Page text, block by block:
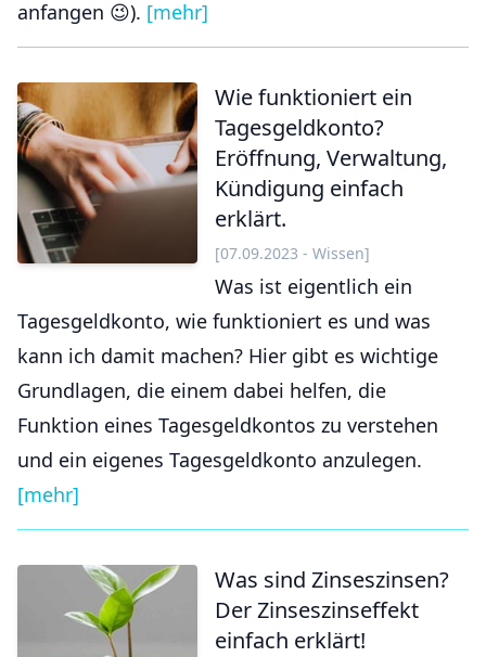
anfangen 😉). [mehr]
Wie funktioniert ein
Tagesgeldkonto?
Eröffnung, Verwaltung,
Kündigung einfach
erklärt.
[07.09.2023 - Wissen]
Was ist eigentlich ein
Tagesgeldkonto, wie funktioniert es und was
kann ich damit machen? Hier gibt es wichtige
Grundlagen, die einem dabei helfen, die
Funktion eines Tagesgeldkontos zu verstehen
und ein eigenes Tagesgeldkonto anzulegen.
[mehr]
Was sind Zinseszinsen?
Der Zinseszinseffekt
einfach erklärt!